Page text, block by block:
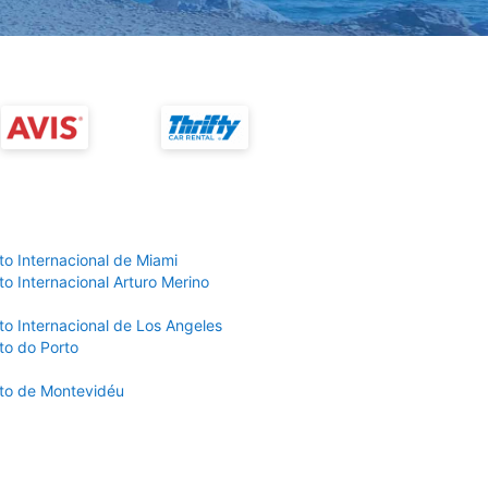
Internacional de Miami
Internacional Arturo Merino
Internacional de Los Angeles
do Porto
de Montevidéu